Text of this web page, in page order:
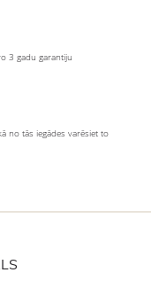
3 gadu garantiju
no tās iegādes varēsiet to